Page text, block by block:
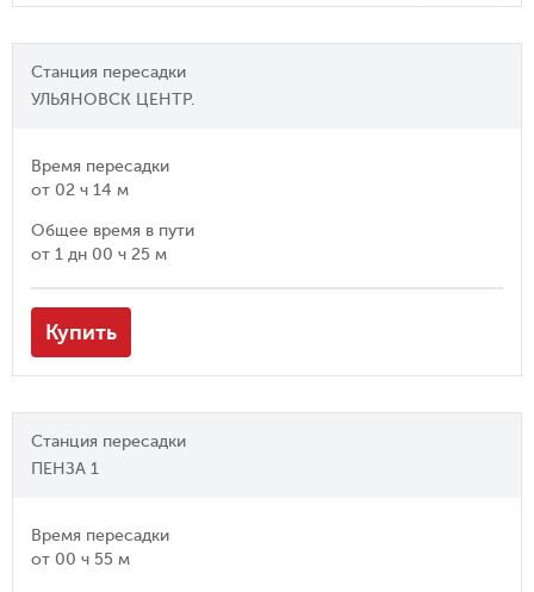
Станция пересадки
УЛЬЯНОВСК ЦЕНТР.
Время пересадки
от 02 ч 14 м
Общее время в пути
от 1 дн 00 ч 25 м
Купить
Станция пересадки
ПЕНЗА 1
Время пересадки
от 00 ч 55 м